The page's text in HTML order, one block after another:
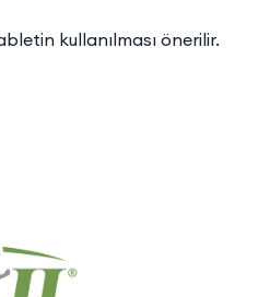
kullanılması önerilir.